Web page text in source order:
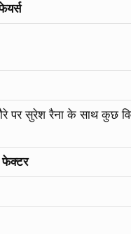
पर सुरेश रैना के साथ कुछ
फेक्टर